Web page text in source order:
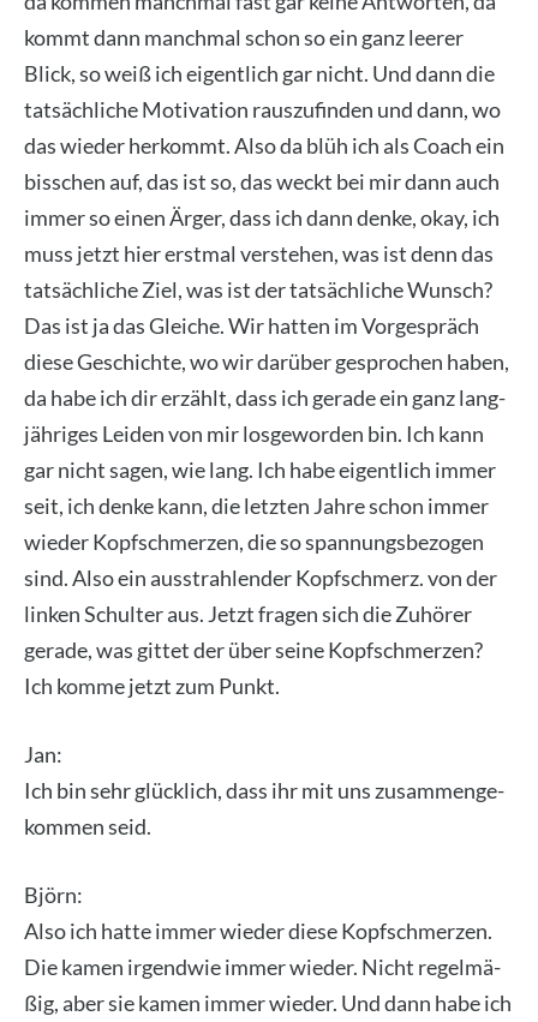
kommt dann manch­mal schon so ein ganz lee­rer
Blick, so weiß ich eigent­lich gar nicht. Und dann die
tat­säch­li­che Moti­va­ti­on raus­zu­fin­den und dann, wo
das wie­der her­kommt. Also da blüh ich als Coach ein
biss­chen auf, das ist so, das weckt bei mir dann auch
immer so einen Ärger, dass ich dann den­ke, okay, ich
muss jetzt hier erst­mal ver­ste­hen, was ist denn das
tat­säch­li­che Ziel, was ist der tat­säch­li­che Wunsch?
Das ist ja das Glei­che. Wir hat­ten im Vor­ge­spräch
die­se Geschich­te, wo wir dar­über gespro­chen haben,
da habe ich dir erzählt, dass ich gera­de ein ganz lang­
jäh­ri­ges Lei­den von mir los­ge­wor­den bin. Ich kann
gar nicht sagen, wie lang. Ich habe eigent­lich immer
seit, ich den­ke kann, die letz­ten Jah­re schon immer
wie­der Kopf­schmer­zen, die so span­nungs­be­zo­gen
sind. Also ein aus­strah­len­der Kopf­schmerz. von der
lin­ken Schul­ter aus. Jetzt fra­gen sich die Zuhö­rer
gera­de, was git­tet der über sei­ne Kopf­schmer­zen?
Ich kom­me jetzt zum Punkt.
Jan:
Ich bin sehr glück­lich, dass ihr mit uns zusam­men­ge­
kom­men seid.
Björn:
Also ich hat­te immer wie­der die­se Kopf­schmer­zen.
Die kamen irgend­wie immer wie­der. Nicht regel­mä­
ßig, aber sie kamen immer wie­der. Und dann habe ich